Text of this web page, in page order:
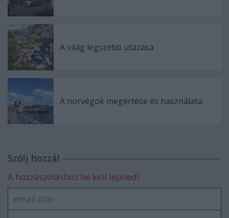
A világ legszebb utazása
A norvégok megértése és használata
Szólj hozzá!
A hozzászóláshoz be kell lépned!